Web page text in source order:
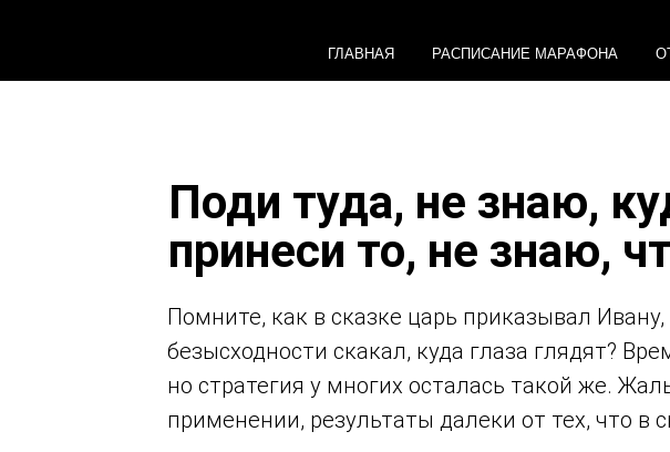
ГЛАВНАЯ РАСПИСАНИЕ МАРАФОНА
Поди туда, не знаю,
принеси то, не знаю,
Помните, как в сказке царь приказывал Ивану,
безысходности скакал, куда глаза глядят?
но стратегия у многих осталась такой же.
применении, результаты далеки от тех, что в